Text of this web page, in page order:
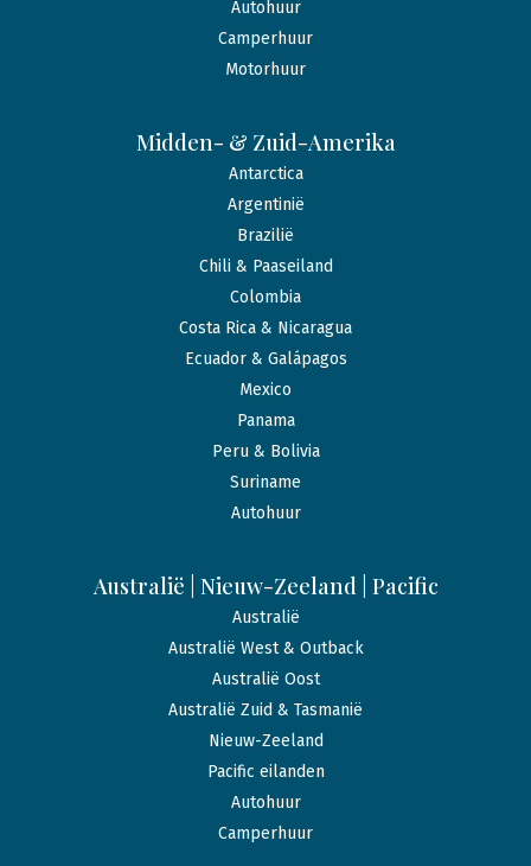
Autohuur
Camperhuur
Motorhuur
Midden- & Zuid-Amerika
Antarctica
Argentinië
Brazilië
Chili & Paaseiland
Colombia
Costa Rica & Nicaragua
Ecuador & Galápagos
Mexico
Panama
Peru & Bolivia
Suriname
Autohuur
Australië | Nieuw-Zeeland | Pacific
Australië
Australië West & Outback
Australië Oost
Australië Zuid & Tasmanië
Nieuw-Zeeland
Pacific eilanden
Autohuur
Camperhuur